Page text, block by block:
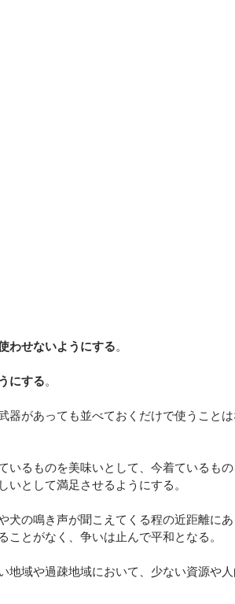
わせないようにする。
にする。
器があっても並べておくだけで使うこと
いるものを美味いとして、今着ているも
として満足させるようにする。
犬の鳴き声が聞こえてくる程の近距離に
とがなく、争いは止んで平和となる。
域や過疎地域において、少ない資源や